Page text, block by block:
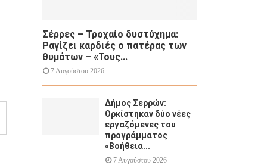
Σέρρες – Τροχαίο δυστύχημα:
Ραγίζει καρδιές ο πατέρας των
θυμάτων – «Τους...
7 Αυγούστου 2026
Δήμος Σερρών:
Ορκίστηκαν δύο νέες
εργαζόμενες του
προγράμματος
«Βοήθεια...
7 Αυγούστου 2026